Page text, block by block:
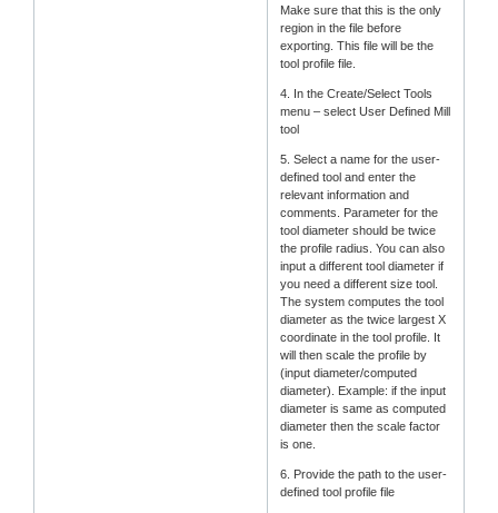
Make sure that this is the only
region in the file before
exporting. This file will be the
tool profile file.
4. In the Create/Select Tools
menu – select User Defined Mill
tool
5. Select a name for the user-
defined tool and enter the
relevant information and
comments. Parameter for the
tool diameter should be twice
the profile radius. You can also
input a different tool diameter if
you need a different size tool.
The system computes the tool
diameter as the twice largest X
coordinate in the tool profile. It
will then scale the profile by
(input diameter/computed
diameter). Example: if the input
diameter is same as computed
diameter then the scale factor
is one.
6. Provide the path to the user-
defined tool profile file